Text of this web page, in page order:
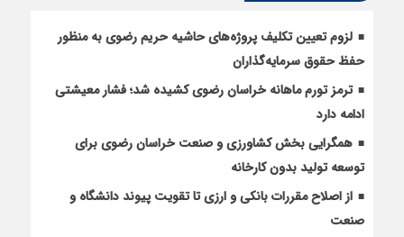
لزوم تعیین تکلیف پروژه‌های حاشیه حریم رضوی به منظور
حفظ حقوق سرمایه‌گذاران
ترمز تورم ماهانه خراسان رضوی کشیده شد؛ فشار معیشتی
ادامه دارد
همگرایی بخش کشاورزی و صنعت خراسان رضوی برای
توسعه تولید بدون کارخانه
از اصلاح مقررات بانکی و ارزی تا تقویت پیوند دانشگاه و
صنعت